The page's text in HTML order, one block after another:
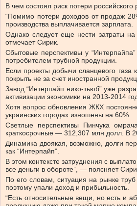
В чем состоял риск потери российского
“Помимо потери доходов от продаж
производства выплачивается зарплата.
Однако следует еще нести затраты
отмечает Сирик.
Сбытовые перспективы у
потребителем трубной продукции.
Если проекты добычи сланцевого газа
покрыть не за счет иностранной
Завод “Интерпайп нико-тьюб” уже
активизации экономики на 2013-2014
Хотя вопрос обновления ЖКХ
украинских городах изношены на 60%.
Светлые перспективы Пинчука
краткосрочные — 312,307 млн долл. В
Динамика двоякая, возможно, долги
как “Интерпайп”.
В этом контексте затруднения с
все деньги в обороте”, — поясняет
По его словам, ситуация на рынке
поэтому упали доход и прибыльность.
“Есть относительные вещи, но есть и